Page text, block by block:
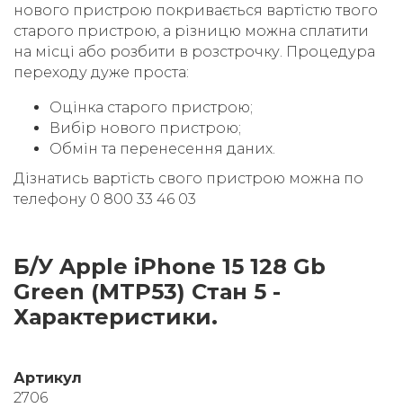
нового пристрою покривається вартістю твого
старого пристрою, а різницю можна сплатити
на місці або розбити в розстрочку. Процедура
переходу дуже проста:
Оцінка старого пристрою;
Вибір нового пристрою;
Обмін та перенесення даних.
Дізнатись вартість свого пристрою можна по
телефону 0 800 33 46 03
Б/У Apple iPhone 15 128 Gb
Green (MTP53) Стан 5 -
Характеристики.
Артикул
2706